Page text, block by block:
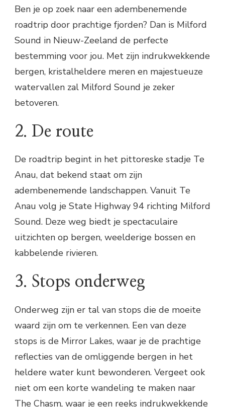
Ben je op zoek naar een adembenemende
roadtrip door prachtige fjorden? Dan is Milford
Sound in Nieuw-Zeeland de perfecte
bestemming voor jou. Met zijn indrukwekkende
bergen, kristalheldere meren en majestueuze
watervallen zal Milford Sound je zeker
betoveren.
2. De route
De roadtrip begint in het pittoreske stadje Te
Anau, dat bekend staat om zijn
adembenemende landschappen. Vanuit Te
Anau volg je State Highway 94 richting Milford
Sound. Deze weg biedt je spectaculaire
uitzichten op bergen, weelderige bossen en
kabbelende rivieren.
3. Stops onderweg
Onderweg zijn er tal van stops die de moeite
waard zijn om te verkennen. Een van deze
stops is de Mirror Lakes, waar je de prachtige
reflecties van de omliggende bergen in het
heldere water kunt bewonderen. Vergeet ook
niet om een korte wandeling te maken naar
The Chasm, waar je een reeks indrukwekkende